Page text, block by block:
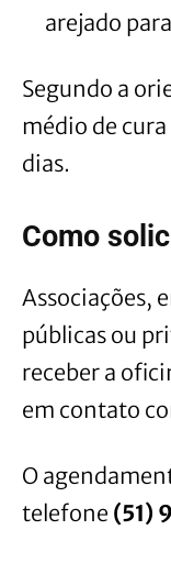
arejado
Segundo a
médio de
dias.
Como
Associações,
públicas ou
receber a
em contato
O
telefone (51)